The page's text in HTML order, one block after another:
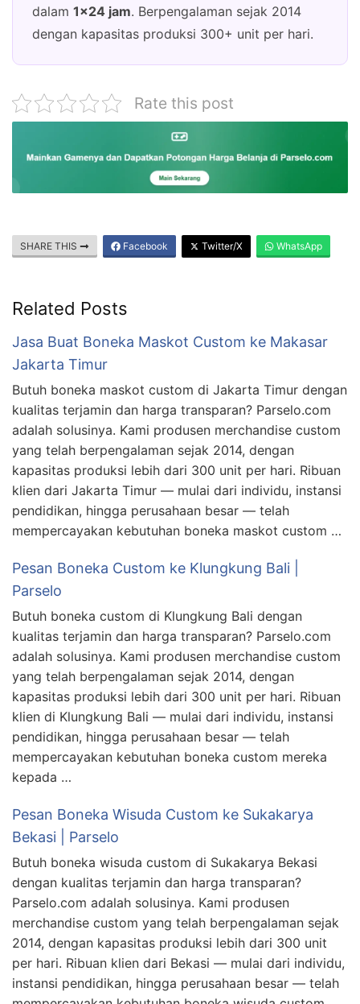
dalam 1×24 jam. Berpengalaman sejak 2014
dengan kapasitas produksi 300+ unit per hari.
Rate this post
SHARE THIS Facebook Twitter/X WhatsApp
Related Posts
Jasa Buat Boneka Maskot Custom ke Makasar
Jakarta Timur
Butuh boneka maskot custom di Jakarta Timur dengan
kualitas terjamin dan harga transparan? Parselo.com
adalah solusinya. Kami produsen merchandise custom
yang telah berpengalaman sejak 2014, dengan
kapasitas produksi lebih dari 300 unit per hari. Ribuan
klien dari Jakarta Timur — mulai dari individu, instansi
pendidikan, hingga perusahaan besar — telah
mempercayakan kebutuhan boneka maskot custom …
Pesan Boneka Custom ke Klungkung Bali |
Parselo
Butuh boneka custom di Klungkung Bali dengan
kualitas terjamin dan harga transparan? Parselo.com
adalah solusinya. Kami produsen merchandise custom
yang telah berpengalaman sejak 2014, dengan
kapasitas produksi lebih dari 300 unit per hari. Ribuan
klien di Klungkung Bali — mulai dari individu, instansi
pendidikan, hingga perusahaan besar — telah
mempercayakan kebutuhan boneka custom mereka
kepada …
Pesan Boneka Wisuda Custom ke Sukakarya
Bekasi | Parselo
Butuh boneka wisuda custom di Sukakarya Bekasi
dengan kualitas terjamin dan harga transparan?
Parselo.com adalah solusinya. Kami produsen
merchandise custom yang telah berpengalaman sejak
2014, dengan kapasitas produksi lebih dari 300 unit
per hari. Ribuan klien dari Bekasi — mulai dari individu,
instansi pendidikan, hingga perusahaan besar — telah